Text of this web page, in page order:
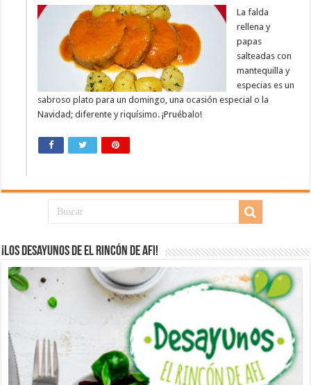
La falda
rellena y
papas
salteadas con
mantequilla y
especias es un
sabroso plato para un domingo, una ocasión especial o la
Navidad; diferente y riquísimo. ¡Pruébalo!
¡Los desayunos de El Rincón de Afi!